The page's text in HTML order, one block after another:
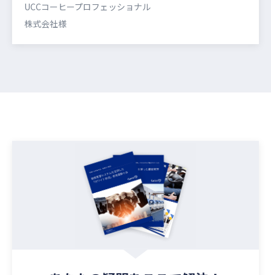
UCCコーヒープロフェッショナル
株式会社様